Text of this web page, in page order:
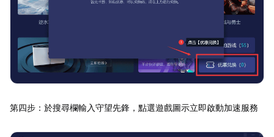
第四步：於搜尋欄輸入守望先鋒，點選遊戲圖示立即啟動加速服務